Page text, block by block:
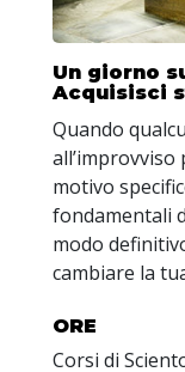
Un giorno
Acquisisci
Quando
motivo
fondamentali
modo
cambiare la
ORE
Corsi di